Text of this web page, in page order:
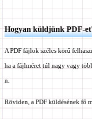
Hogyan küldjünk PDF-
A PDF fájlok széles körű
ha a fájlméret túl nagy vagy
n.
Röviden, a PDF küldésének fő